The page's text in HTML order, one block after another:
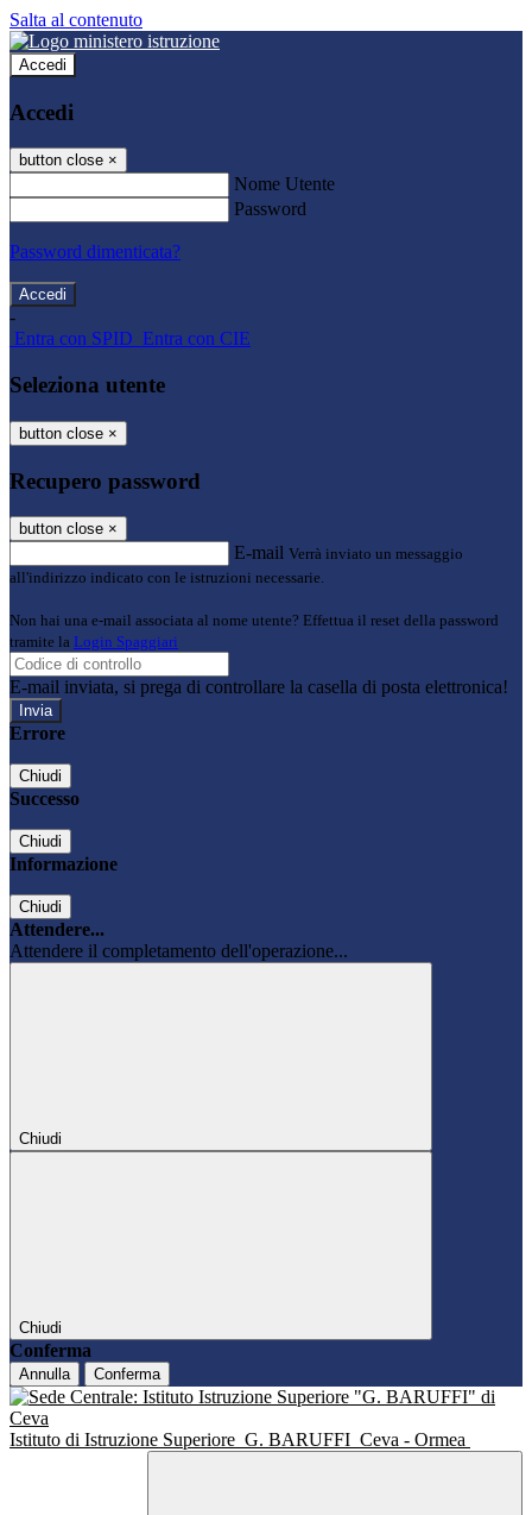
Salta al contenuto
Accedi
Accedi
button close ×
Nome Utente
Password
Password dimenticata?
-
Entra con SPID Entra con CIE
Seleziona utente
button close ×
Recupero password
button close ×
E-mail Verrà inviato un messaggio
all'indirizzo indicato con le istruzioni necessarie.
Non hai una e-mail associata al nome utente? Effettua il reset della password
tramite la Login Spaggiari
E-mail inviata, si prega di controllare la casella di posta elettronica!
Errore
Chiudi
Successo
Chiudi
Informazione
Chiudi
Attendere...
Attendere il completamento dell'operazione...
Chiudi
Chiudi
Conferma
Annulla Conferma
Istituto di Istruzione Superiore G. BARUFFI Ceva - Ormea